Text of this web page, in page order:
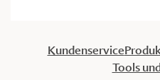
Kundenservice
Tools